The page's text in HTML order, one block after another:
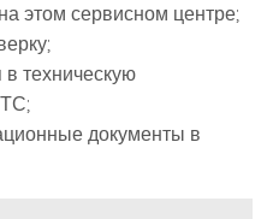
этом сервисном центре;
техническую
документы в